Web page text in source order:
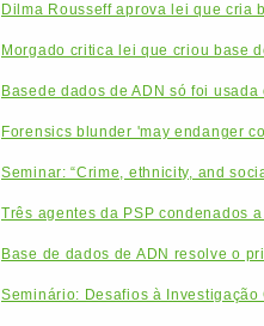
Dilma Rousseff aprova lei que cria
Morgado critica lei que criou base
Basede dados de ADN só foi usada
Forensics blunder 'may endanger
Seminar: “Crime, ethnicity, and
Três agentes da PSP condenados
Base de dados de ADN resolve o
Seminário: Desafios à